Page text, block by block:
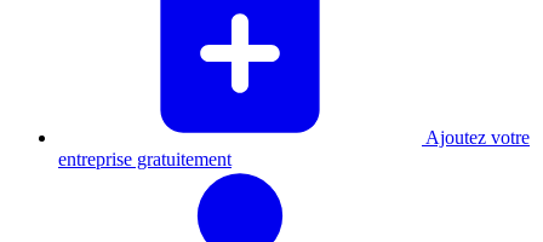
Ajoutez votre
entreprise gratuitement